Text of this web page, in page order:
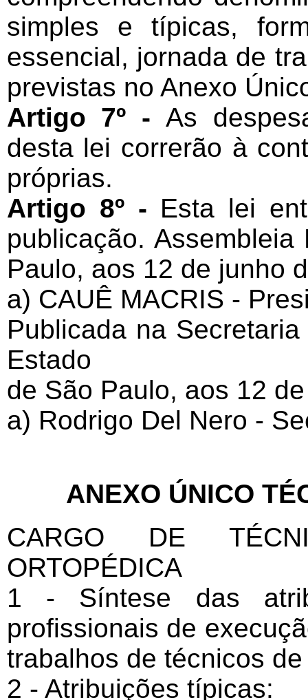
simples e típicas,
essencial, jornada de
previstas no Anexo
Artigo 7º -As
desta lei correrão à
próprias.
Artigo 8º - Esta lei
publicação.
Paulo, aos 12 de junho
a) CAUÊ MACRIS -
Publicada na
Estado
de São Paulo, aos 12
a) Rodrigo Del Nero -
ANEXO ÚNICO
CARGO DE
ORTOPÉDICA
1 - Síntese das
profissionais de
trabalhos de técnicos
2 - Atribuições típicas: